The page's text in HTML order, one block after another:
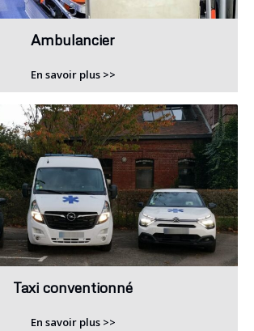
Ambulancier
En savoir plus >>
Taxi conventionné
En savoir plus >>